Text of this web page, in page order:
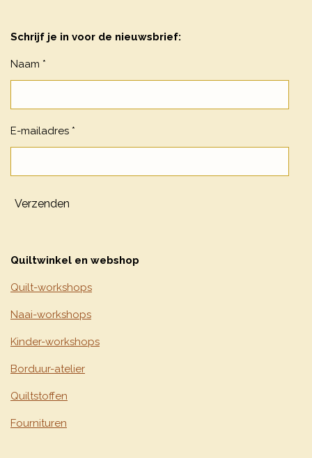
Schrijf je in voor de nieuwsbrief:
Naam *
E-mailadres *
Verzenden
Quiltwinkel en webshop
Quilt-workshops
Naai-workshops
Kinder-workshops
Borduur-atelier
Quiltstoffen
Fournituren